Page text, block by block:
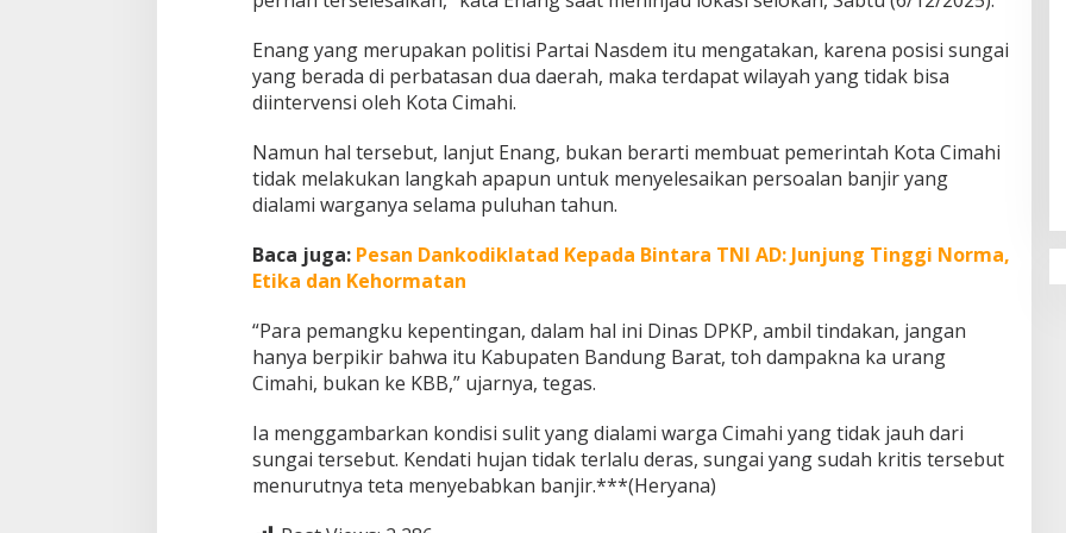
d
i
K
o
b
a
n
Enang yang merupakan politisi Partai Nasdem itu mengatakan, karena posisi sungai
yang berada di perbatasan dua daerah, maka terdapat wilayah yang tidak bisa
diintervensi oleh Kota Cimahi.
Namun hal tersebut, lanjut Enang, bukan berarti membuat pemerintah Kota Cimahi
tidak melakukan langkah apapun untuk menyelesaikan persoalan banjir yang
dialami warganya selama puluhan tahun.
Baca juga: Pesan Dankodiklatad Kepada Bintara TNI AD: Junjung Tinggi Norma,
Etika dan Kehormatan
“Para pemangku kepentingan, dalam hal ini Dinas DPKP, ambil tindakan, jangan
hanya berpikir bahwa itu Kabupaten Bandung Barat, toh dampakna ka urang
Cimahi, bukan ke KBB,” ujarnya, tegas.
Ia menggambarkan kondisi sulit yang dialami warga Cimahi yang tidak jauh dari
sungai tersebut. Kendati hujan tidak terlalu deras, sungai yang sudah kritis tersebut
menurutnya teta menyebabkan banjir.***(Heryana)
Karakter Sekolah Nur Al Rahman
Bikin Sekolah di Malaysia Tertarik